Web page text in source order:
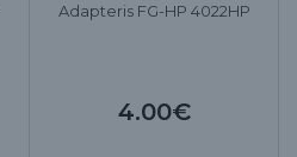
Adapteris FG-HP 4022HP
4.00€